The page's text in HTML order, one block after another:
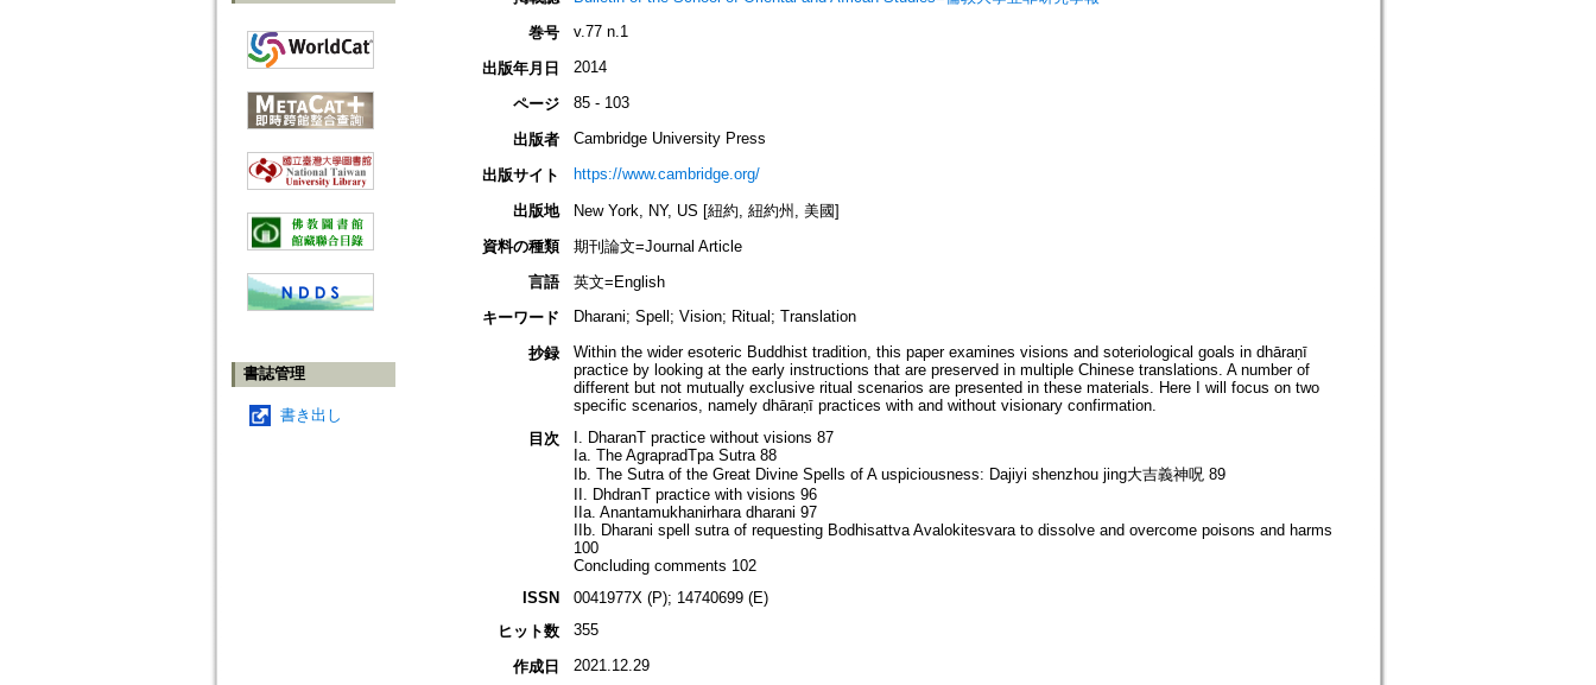
書誌管理
書き出し
巻号
v.77 n.1
出版年月日 2014
ページ 85 - 103
出版者 Cambridge University Press
出版サイト https://www.cambridge.org/
出版地
New York, NY, US [紐約, 紐約州, 美國]
資料の種類
期刊論文=Journal Article
言語
英文=English
キーワード
Dharani; Spell; Vision; Ritual; Translation
抄録
Within the wider esoteric Buddhist tradition, this paper examines visions and soteriological goals in dhāraṇī
practice by looking at the early instructions that are preserved in multiple Chinese translations. A number of
different but not mutually exclusive ritual scenarios are presented in these materials. Here I will focus on two
specific scenarios, namely dhāraṇī practices with and without visionary confirmation.
目次
I. DharanT practice without visions 87
Ia. The AgrapradTpa Sutra 88
Ib. The Sutra of the Great Divine Spells of A uspiciousness: Dajiyi shenzhou jing大吉義神呪 89
II. DhdranT practice with visions 96
IIa. Anantamukhanirhara dharani 97
IIb. Dharani spell sutra of requesting Bodhisattva Avalokitesvara to dissolve and overcome poisons and harms
100
Concluding comments 102
ISSN
0041977X (P); 14740699 (E)
ヒット数
355
作成日 2021.12.29